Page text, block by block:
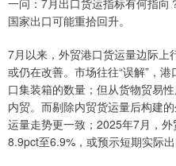
一问：7月出口货运指标有何指向
国家出口可能重拾回升。
7月以来，外贸港口货运量边际
或仍在改善。市场往往“误解”，
口集装箱的数量；但从货物贸易
内贸。而剔除内贸货运量后构建
运量走势更一致；2025年7月，
8.9pct至6.9%，或预示短期实际出